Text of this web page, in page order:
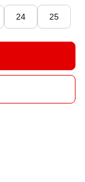
24 25